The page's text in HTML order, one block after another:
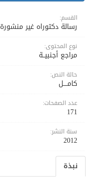
القسم:
رسالة دكتوراه غير منشورة
نوع المحتوى:
مراجع أجنبيــة
حالة النص:
كامــــل
عدد الصفحات:
171
سنة النشر:
2012
نبذة